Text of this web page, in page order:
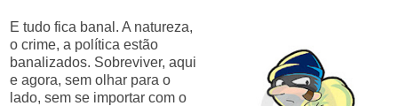
E tudo fica banal. A natureza,
o crime, a política estão
banalizados. Sobreviver, aqui
e agora, sem olhar para o
lado, sem se importar com o